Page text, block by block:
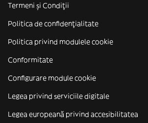
Termeni și Condiții
Politica de confidenţialitate
Politica privind modulele cookie
Conformitate
Configurare module cookie
Legea privind serviciile digitale
Legea europeană privind accesibilitatea